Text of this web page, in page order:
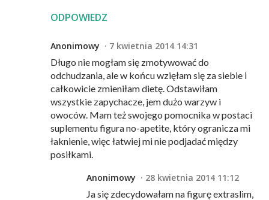
ODPOWIEDZ
Anonimowy
7 kwietnia 2014 14:31
Długo nie mogłam się zmotywować do
odchudzania, ale w końcu wzięłam się za siebie i
całkowicie zmieniłam dietę. Odstawiłam
wszystkie zapychacze, jem dużo warzyw i
owoców. Mam też swojego pomocnika w postaci
suplementu figura no-apetite, który ogranicza mi
łaknienie, więc łatwiej mi nie podjadać między
posiłkami.
Anonimowy
28 kwietnia 2014 11:12
Ja się zdecydowałam na figurę extraslim,